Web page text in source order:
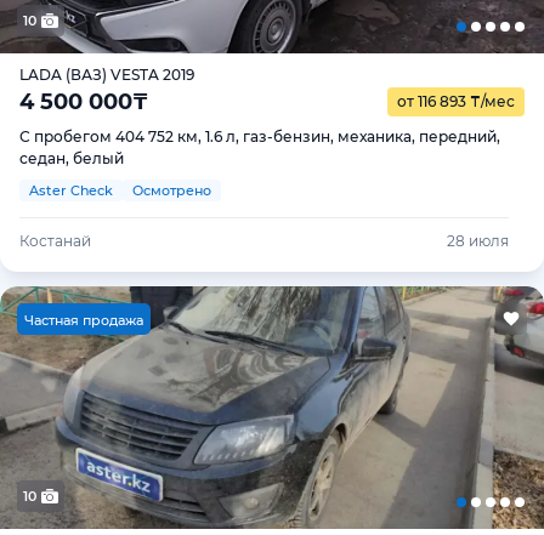
10
LADA (ВАЗ) VESTA 2019
4 500 000₸ от 116 893 ₸/мес
С пробегом 404 752 км, 1.6 л, газ-бензин, механика, передний,
седан, белый
Aster Check Осмотрено
Костанай 28 июля
Частная продажа
10